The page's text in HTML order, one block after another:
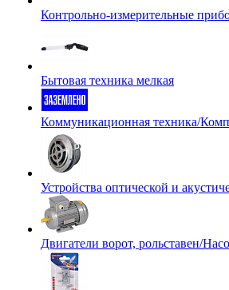
Контрольно-измерительные
Бытовая техника мелкая
Коммуникационная техника/
Устройства оптической и
Двигатели ворот, рольставен/